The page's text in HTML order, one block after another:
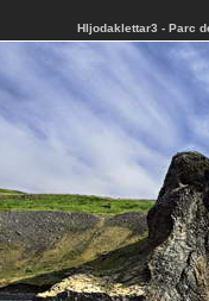
Hljodaklettar3 - Parc